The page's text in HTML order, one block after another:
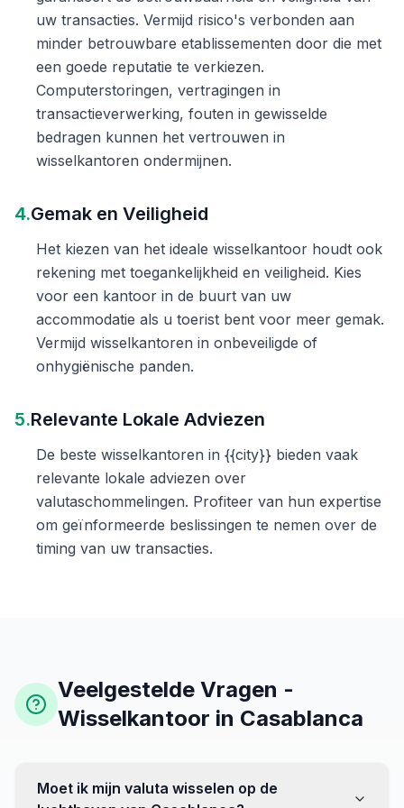
uw transacties. Vermijd risico's verbonden aan
minder betrouwbare etablissementen door die met
een goede reputatie te verkiezen.
Computerstoringen, vertragingen in
transactieverwerking, fouten in gewisselde
bedragen kunnen het vertrouwen in
wisselkantoren ondermijnen.
4.Gemak en Veiligheid
Het kiezen van het ideale wisselkantoor houdt ook
rekening met toegankelijkheid en veiligheid. Kies
voor een kantoor in de buurt van uw
accommodatie als u toerist bent voor meer gemak.
Vermijd wisselkantoren in onbeveiligde of
onhygiënische panden.
5.Relevante Lokale Adviezen
De beste wisselkantoren in {{city}} bieden vaak
relevante lokale adviezen over
valutaschommelingen. Profiteer van hun expertise
om geïnformeerde beslissingen te nemen over de
timing van uw transacties.
Veelgestelde Vragen -
Wisselkantoor in Casablanca
Moet ik mijn valuta wisselen op de